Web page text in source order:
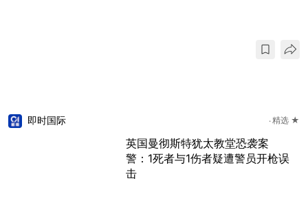
即时国际 精选 ★
英国曼彻斯特犹太教堂恐袭案
警：1死者与1伤者疑遭警员开枪误
击